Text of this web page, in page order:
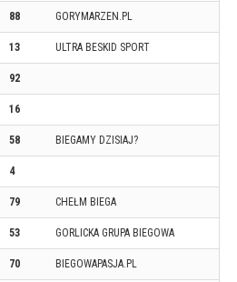
88 GORYMARZEN.PL
13 ULTRA BESKID SPORT
92
16
58 BIEGAMY DZISIAJ?
4
79 CHEŁM BIEGA
53 GORLICKA GRUPA BIEGOWA
70 BIEGOWAPASJA.PL